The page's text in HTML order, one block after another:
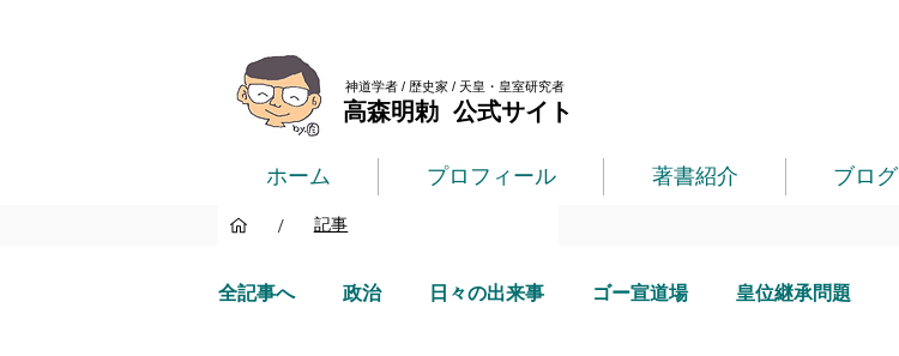
神道学者 / 歴史家 / 天皇・皇室研究者
高森明勅 公式サイト
ホーム プロフィール 著書紹介 ブログ
/ 記事
全記事へ 政治 日々の出来事 ゴー宣道場 皇位継承問題